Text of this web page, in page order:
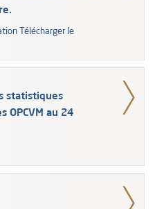
Télécharger le
statistiques
OPCVM au 24